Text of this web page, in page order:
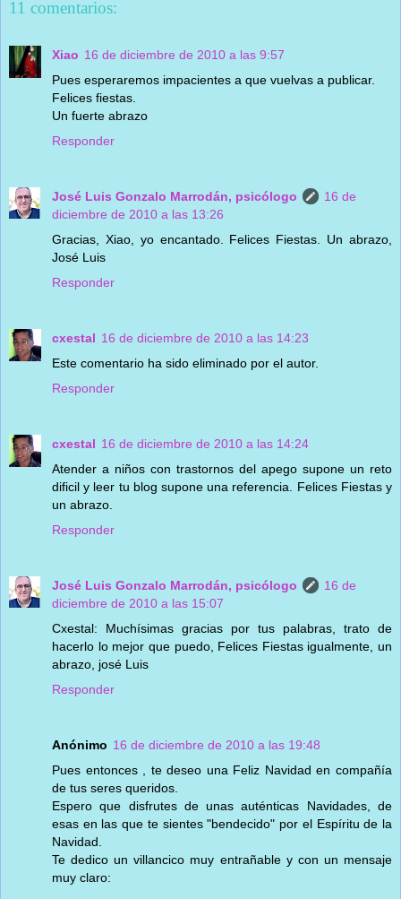
11 comentarios:
Xiao 16 de diciembre de 2010 a las 9:57
Pues esperaremos impacientes a que vuelvas a publicar.
Felices fiestas.
Un fuerte abrazo
Responder
José Luis Gonzalo Marrodán, psicólogo
16 de
diciembre de 2010 a las 13:26
Gracias, Xiao, yo encantado. Felices Fiestas. Un abrazo,
José Luis
Responder
cxestal 16 de diciembre de 2010 a las 14:23
Este comentario ha sido eliminado por el autor.
Responder
cxestal 16 de diciembre de 2010 a las 14:24
Atender a niños con trastornos del apego supone un reto
dificil y leer tu blog supone una referencia. Felices Fiestas y
un abrazo.
Responder
José Luis Gonzalo Marrodán, psicólogo
16 de
diciembre de 2010 a las 15:07
Cxestal: Muchísimas gracias por tus palabras, trato de
hacerlo lo mejor que puedo, Felices Fiestas igualmente, un
abrazo, josé Luis
Responder
Anónimo 16 de diciembre de 2010 a las 19:48
Pues entonces , te deseo una Feliz Navidad en compañía
de tus seres queridos.
Espero que disfrutes de unas auténticas Navidades, de
esas en las que te sientes "bendecido" por el Espíritu de la
Navidad.
Te dedico un villancico muy entrañable y con un mensaje
muy claro: